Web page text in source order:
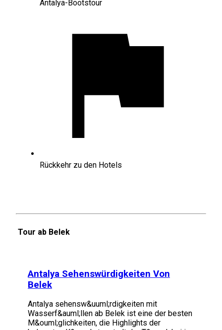
Antalya-Bootstour
Rückkehr zu den Hotels
Tour ab Belek
Antalya Sehenswürdigkeiten Von
Belek
Antalya sehensw&uuml;rdigkeiten mit
Wasserf&auml;llen ab Belek ist eine der besten
M&ouml;glichkeiten, die Highlights der